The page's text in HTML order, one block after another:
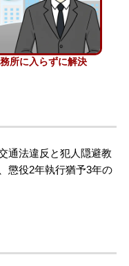
所に入らずに解決
通法違反と犯人隠避教
懲役2年執行猶予3年の